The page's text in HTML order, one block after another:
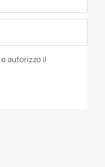
e autorizzo il